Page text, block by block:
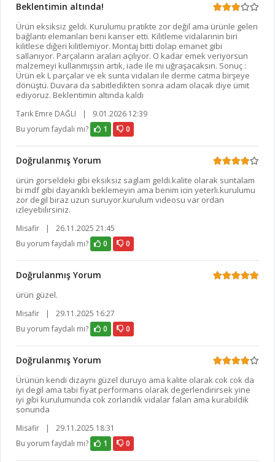
Beklentimin altında!
Ürün eksiksiz geldi. Kurulumu pratikte zor değil ama ürünle gelen
bağlantı elemanları beni kanser etti. Kilitleme vidalarınin biri
kilitlese diğeri kilitlemiyor. Montaj bitti dolap emanet gibi
sallanıyor. Parçaların araları açılıyor. O kadar emek veriyorsun
malzemeyi kullanmışsin artık, iade ile mi uğraşacaksın. Sonuç :
Ürün ek L parçalar ve ek sunta vidaları ile derme catma birşeye
dönüştü. Duvara da sabitledikten sonra adam olacak diye ümit
ediyoruz. Beklentimin altında kaldı
Tarık Emre DAĞLI |
9.01.2026 12:39
Bu yorum faydalı mı?
1 0
Doğrulanmış Yorum
ürün gorseldeki gibi eksiksiz saglam geldi.kalite olarak suntalam
bi mdf gibi dayanıklı beklemeyin ama benim icin yeterli.kurulumu
zor degil biraz uzun suruyor.kurulum vıdeosu var ordan
ızleyebılırsiniz.
Misafir |
26.11.2025 21:45
Bu yorum faydalı mı?
0 0
Doğrulanmış Yorum
ürün güzel.
Misafir |
29.11.2025 16:27
Bu yorum faydalı mı?
0 0
Doğrulanmış Yorum
Ürünün kendi dizaynı güzel duruyo ama kalite olarak cok cok da
iyi degil ama tabi fiyat performans olarak degerlendirirsek yine
iyi gibi kurulumunda cok zorlandık vidalar falan ama kurabildik
sonunda
Misafir |
29.11.2025 18:31
Bu yorum faydalı mı?
1 0